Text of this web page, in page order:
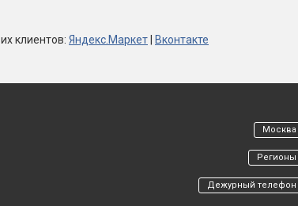
клиентов: Яндекс.Маркет Вконтакте
Москва
Регионы
Дежурный телефон